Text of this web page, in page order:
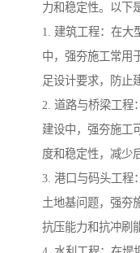
力和稳定性。以下
1. 建筑工程：在大
中，强夯施工常用
足设计要求，防止
2. 道路与桥梁工程
建设中，强夯施工
度和稳定性，减少
3. 港口与码头工程
土地基问题，强夯
抗压能力和抗冲刷